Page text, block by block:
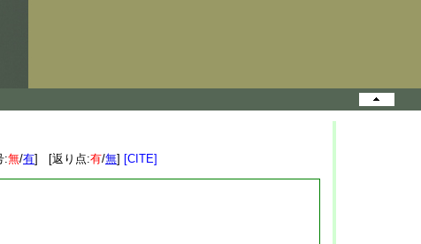
:無/有] [返り点:有/無] [CITE]